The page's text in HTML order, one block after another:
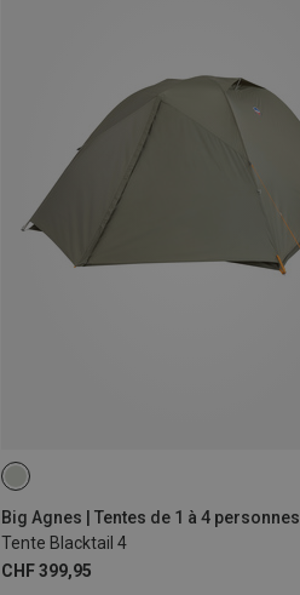
Big Agnes | Tentes de 1 à 4 personnes
Tente Blacktail 4
CHF 399,95